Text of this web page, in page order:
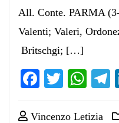
All. Conte. PARMA
Valenti; Valeri,
Britschgi; […]
Facebook
Twitter
Vincenzo Letizia